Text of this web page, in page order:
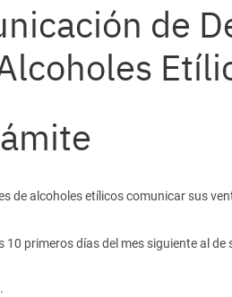
de
de alcoholes etílicos comunicar sus
primeros días del mes siguiente al de